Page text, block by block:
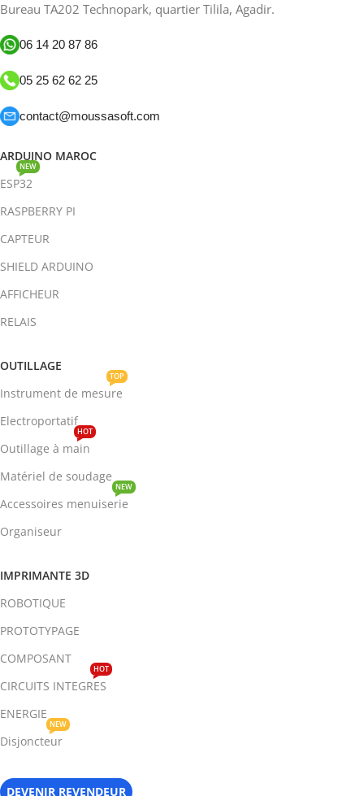
Bureau TA202 Technopark, quartier Tilila, Agadir.
06 14 20 87 86
05 25 62 62 25
contact@moussasoft.com
ARDUINO MAROC
ESP32
NEW
RASPBERRY PI
CAPTEUR
SHIELD ARDUINO
AFFICHEUR
RELAIS
OUTILLAGE
Instrument de mesure
TOP
Electroportatif
Outillage à main
HOT
Matériel de soudage
Accessoires menuiserie
NEW
Organiseur
IMPRIMANTE 3D
ROBOTIQUE
PROTOTYPAGE
COMPOSANT
CIRCUITS INTEGRES
HOT
ENERGIE
Disjoncteur
NEW
DEVENIR REVENDEUR